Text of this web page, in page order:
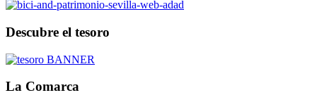
Descubre el tesoro
La Comarca